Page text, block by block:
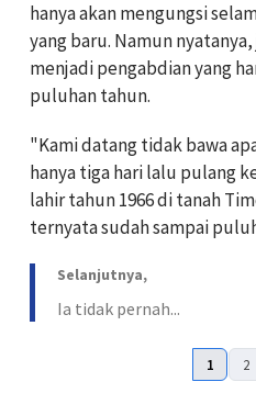
hanya akan mengungsi
yang baru. Namun
menjadi pengabdian yang
puluhan tahun.
"Kami datang tidak bawa
hanya tiga hari lalu pulang
lahir tahun 1966 di tanah
ternyata sudah sampai
Selanjutnya,
Ia tidak pernah...
1 2